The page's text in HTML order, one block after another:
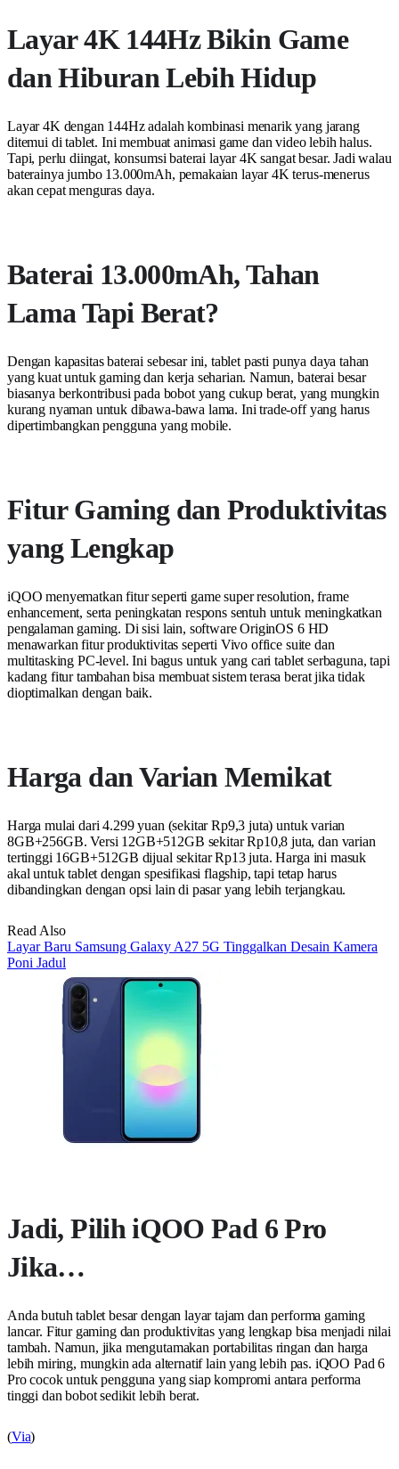
Layar 4K 144Hz Bikin Game
dan Hiburan Lebih Hidup
Layar 4K dengan 144Hz adalah kombinasi menarik yang jarang
ditemui di tablet. Ini membuat animasi game dan video lebih halus.
Tapi, perlu diingat, konsumsi baterai layar 4K sangat besar. Jadi walau
baterainya jumbo 13.000mAh, pemakaian layar 4K terus-menerus
akan cepat menguras daya.
Baterai 13.000mAh, Tahan
Lama Tapi Berat?
Dengan kapasitas baterai sebesar ini, tablet pasti punya daya tahan
yang kuat untuk gaming dan kerja seharian. Namun, baterai besar
biasanya berkontribusi pada bobot yang cukup berat, yang mungkin
kurang nyaman untuk dibawa-bawa lama. Ini trade-off yang harus
dipertimbangkan pengguna yang mobile.
Fitur Gaming dan Produktivitas
yang Lengkap
iQOO menyematkan fitur seperti game super resolution, frame
enhancement, serta peningkatan respons sentuh untuk meningkatkan
pengalaman gaming. Di sisi lain, software OriginOS 6 HD
menawarkan fitur produktivitas seperti Vivo office suite dan
multitasking PC-level. Ini bagus untuk yang cari tablet serbaguna, tapi
kadang fitur tambahan bisa membuat sistem terasa berat jika tidak
dioptimalkan dengan baik.
Harga dan Varian Memikat
Harga mulai dari 4.299 yuan (sekitar Rp9,3 juta) untuk varian
8GB+256GB. Versi 12GB+512GB sekitar Rp10,8 juta, dan varian
tertinggi 16GB+512GB dijual sekitar Rp13 juta. Harga ini masuk
akal untuk tablet dengan spesifikasi flagship, tapi tetap harus
dibandingkan dengan opsi lain di pasar yang lebih terjangkau.
Read Also
Layar Baru Samsung Galaxy A27 5G Tinggalkan Desain Kamera
Poni Jadul
Jadi, Pilih iQOO Pad 6 Pro
Jika…
Anda butuh tablet besar dengan layar tajam dan performa gaming
lancar. Fitur gaming dan produktivitas yang lengkap bisa menjadi nilai
tambah. Namun, jika mengutamakan portabilitas ringan dan harga
lebih miring, mungkin ada alternatif lain yang lebih pas. iQOO Pad 6
Pro cocok untuk pengguna yang siap kompromi antara performa
tinggi dan bobot sedikit lebih berat.
(Via)